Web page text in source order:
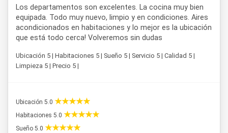
Los departamentos son excelentes. La cocina muy bien
equipada. Todo muy nuevo, limpio y en condiciones. Aires
acondicionados en habitaciones y lo mejor es la ubicación
que está todo cerca! Volveremos sin dudas
Ubicación 5 | Habitaciones 5 | Sueño 5 | Servicio 5 | Calidad 5 |
Limpieza 5 | Precio 5 |
Ubicación 5.0
Habitaciones 5.0
Sueño 5.0